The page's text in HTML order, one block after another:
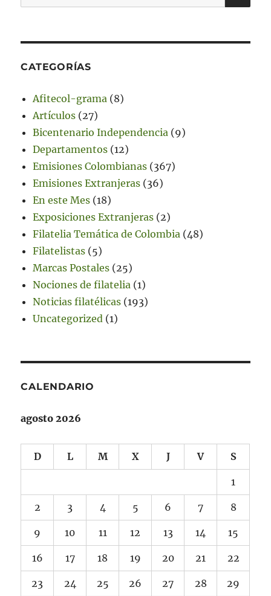
por:
CATEGORÍAS
Afitecol-grama (8)
Artículos (27)
Bicentenario Independencia (9)
Departamentos (12)
Emisiones Colombianas (367)
Emisiones Extranjeras (36)
En este Mes (18)
Exposiciones Extranjeras (2)
Filatelia Temática de Colombia (48)
Filatelistas (5)
Marcas Postales (25)
Nociones de filatelia (1)
Noticias filatélicas (193)
Uncategorized (1)
CALENDARIO
agosto 2026
D L M X J V S
1
2 3 4 5 6 7 8
9 10 11 12 13 14 15
16 17 18 19 20 21 22
23 24 25 26 27 28 29